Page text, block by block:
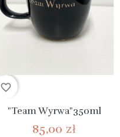
favorite_border
"Team Wyrwa"350ml
85,00 zł